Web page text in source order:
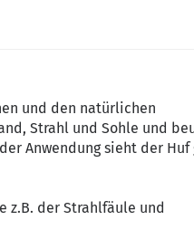
und den natürlichen
Strahl und Sohle und
Anwendung sieht der
der Strahlfäule und